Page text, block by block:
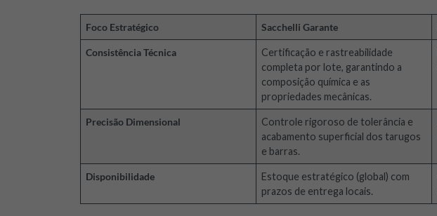
Foco Estratégico Sacchelli Garante
Consistência Técnica
Certificação e rastreabilidade
completa por lote, garantindo a
composição química e as
propriedades mecânicas.
Precisão Dimensional
Controle rigoroso de tolerância e
acabamento superficial dos tarugos
e barras.
Disponibilidade
Estoque estratégico (global) com
prazos de entrega locais.